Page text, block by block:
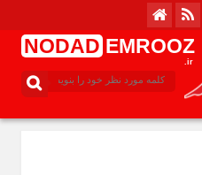
NODAD EMROOZ
.ir